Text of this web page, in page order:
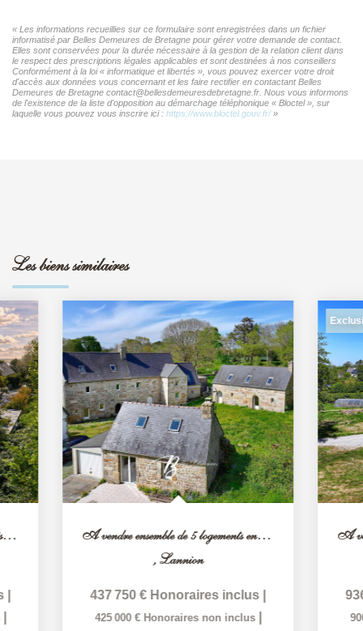
« Les informations recueillies sur ce formulaire sont enregistrées dans un fichier
informatisé par Belles Demeures de Bretagne pour gérer votre demande de contact.
Elles sont conservées pour la durée nécessaire à la gestion de la relation client dans
le respect des prescriptions légales applicables et sont destinées à nos conseillers
Conformément à la loi « informatique et libertés », vous pouvez exercer votre droit
d'accès aux données vous concernant et les faire rectifier en contactant Belles
Demeures de Bretagne contact@bellesdemeuresdebretagne.fr. Nous vous informons
de l'existence de la liste d'opposition au démarchage téléphonique « Bloctel », sur
laquelle vous pouvez vous inscrire ici : https://www.bloctel.gouv.fr/»
Les biens similaires
A vendre ensemble de 5 logements en pierre en campagne...
437 750 € Honoraires inclus|
Honoraires non inclus|
Exclusif
936 000 €